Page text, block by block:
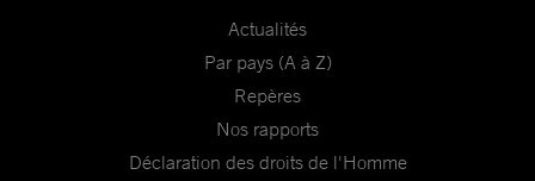
Actualités
Par pays (A à Z)
Repères
Nos rapports
Déclaration des droits de l'Homme